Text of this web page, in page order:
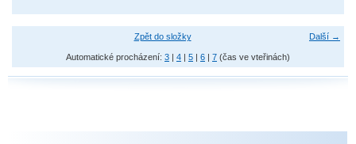
Další →
Zpět do složky
Automatické procházení: 3 | 4 | 5 | 6 | 7 (čas ve vteřinách)